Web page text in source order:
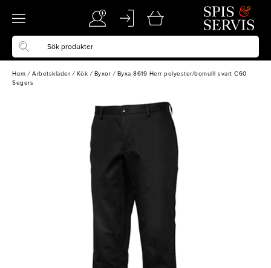
Hem / Arbetskläder / Kök / Byxor / Byxa 8619 Herr polyester/bomulll svart C60
Segers